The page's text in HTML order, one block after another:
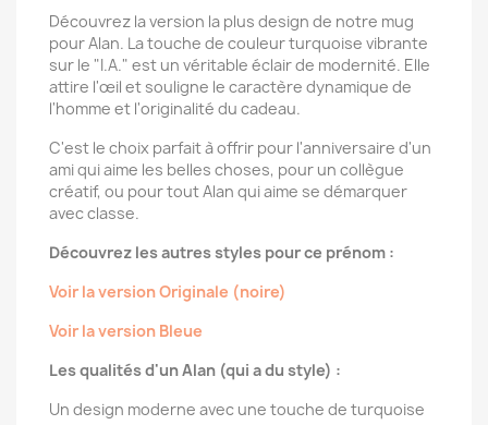
Découvrez la version la plus design de notre mug
pour Alan. La touche de couleur turquoise vibrante
sur le "I.A." est un véritable éclair de modernité. Elle
attire l'œil et souligne le caractère dynamique de
l'homme et l'originalité du cadeau.
C'est le choix parfait à offrir pour l'anniversaire d'un
ami qui aime les belles choses, pour un collègue
créatif, ou pour tout Alan qui aime se démarquer
avec classe.
Découvrez les autres styles pour ce prénom :
Voir la version Originale (noire)
Voir la version Bleue
Les qualités d'un Alan (qui a du style) :
Un design moderne avec une touche de turquoise